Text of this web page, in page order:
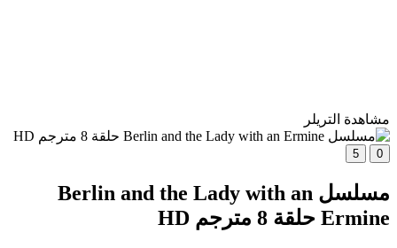
مشاهدة التريلر
0
5
مسلسل Berlin and the Lady with an
Ermine حلقة 8 مترجم HD